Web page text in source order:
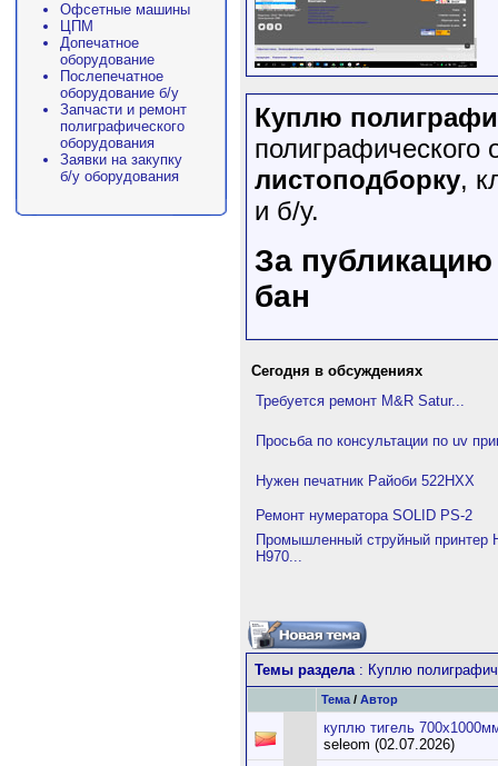
Офсетные машины
ЦПМ
Допечатное
оборудование
Послепечатное
оборудование б/у
Запчасти и ремонт
полиграфического
оборудования
Заявки на закупку
б/у оборудования
Куплю
полиграфического
листоподборку,
и б/у.
За
бан
Сегодня в обсуждениях
Требуется ремонт M&R Satur...
Просьба по консультации по uv
Нужен печатник Райоби 522HXX
Ремонт нумератора SOLID PS-2
Промышленный струйный принтер
H970...
Темы раздела: Куплю
Тема / Автор
куплю тигель
seleom (02.07.2026)